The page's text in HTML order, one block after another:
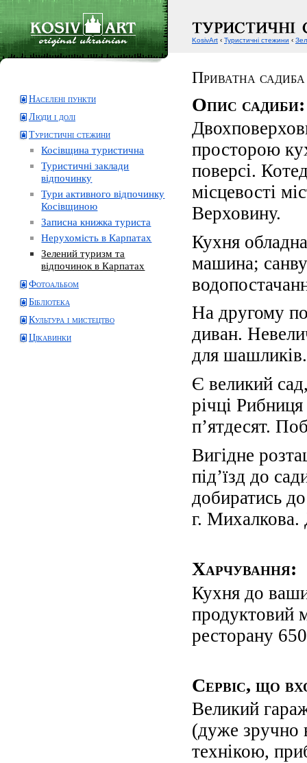
Приватна
Населені пункти
Люди і долі
Туристичні стежини
Косівщина туристична
Туристичні заклади
відпочинку
Тури активного відпочинку
Косівщиною
Записна книжка туриста
Нерухомість в Карпатах
Зелений туризм та
відпочинок в Карпатах
Фотоальбом
Бібліотека
Культура і мистецтво
Цікавинки
Опис садиби:
просторою
поверсі.
місцевості
Верховину.
Кухня
машина;
На другому
диван.
для шашликів.
Є великий
річці
п’ятдесят.
Вигідне
під’їзд до
добиратись
г.
Харчування:
Кухня до
продуктовий
ресторану
Сервіс, що
Великий
(дуже зручно
технікою,
KosivArt ‹ Туристичні стежини ‹